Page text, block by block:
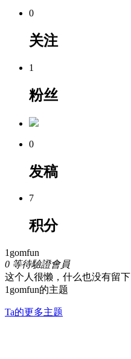
0
关注
1
粉丝
0
发稿
7
积分
1gomfun
0 等待驗證會員
这个人很懒，什么也没有留下
1gomfun的主题
Ta的更多主题